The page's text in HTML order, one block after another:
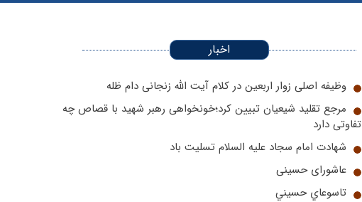
اخبار
وظیفه اصلی زوار اربعین در کلام آیت الله زنجانی دام ظله
مرجع تقلید شیعیان تبیین کرد؛‌خونخواهی رهبر شهید با قصاص چه
تفاوتی دارد
شهادت امام سجاد علیه السلام تسلیت باد
عاشورای حسینی
تاسوعاي حسيني